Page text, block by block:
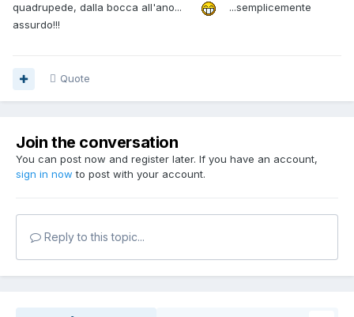
quadrupede, dalla bocca all'ano...
...semplicemente
assurdo!!!
Quote
Join the conversation
You can post now and register later. If you have an account,
sign in now to post with your account.
Reply to this topic...